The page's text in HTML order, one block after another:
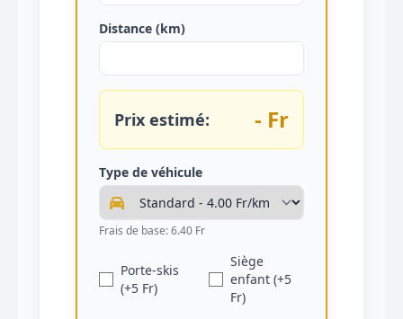
Distance (km)
Prix estimé: - Fr
Type de véhicule
Frais de base: 6.40 Fr
Porte-skis
(+5 Fr)
Siège
enfant (+5
Fr)